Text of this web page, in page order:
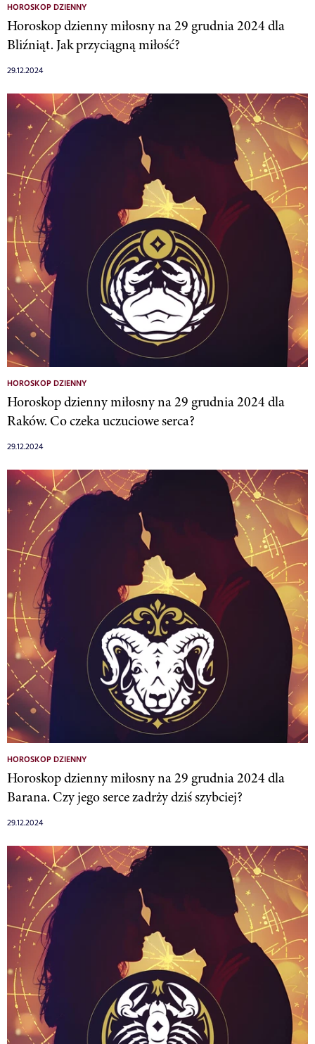
HOROSKOP DZIENNY
Horoskop dzienny miłosny na 29 grudnia 2024 dla
Bliźniąt. Jak przyciągną miłość?
29.12.2024
HOROSKOP DZIENNY
Horoskop dzienny miłosny na 29 grudnia 2024 dla
Raków. Co czeka uczuciowe serca?
29.12.2024
HOROSKOP DZIENNY
Horoskop dzienny miłosny na 29 grudnia 2024 dla
Barana. Czy jego serce zadrży dziś szybciej?
29.12.2024